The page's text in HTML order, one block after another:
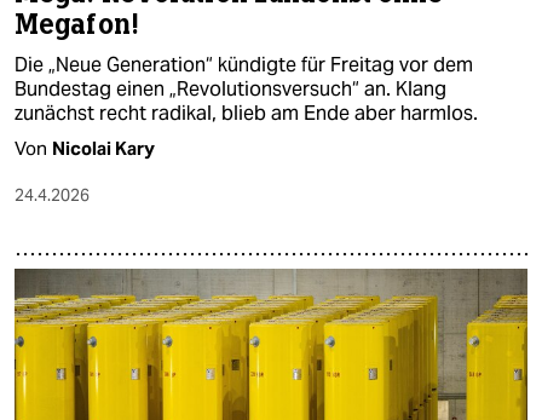
Megafon!
Die „Neue Generation“ kündigte für Freitag vor dem
Bundestag einen „Revolutionsversuch“ an. Klang
zunächst recht radikal, blieb am Ende aber harmlos.
Von Nicolai Kary
24.4.2026